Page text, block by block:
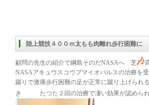
陸上競技４００ｍ太もも肉離れ歩行困難に
顧問の先生の紹介で綱島そのだNASAへ 芝
NASAアキュウスコウプマイオパルスの治療を
蹴りで激痛歩行困難の足が正常に蹴り上げられ
き たつた２回の治療で凄い効果が認めら